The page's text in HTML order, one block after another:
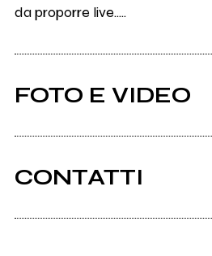
da proporre live.....
FOTO E VIDEO
CONTATTI